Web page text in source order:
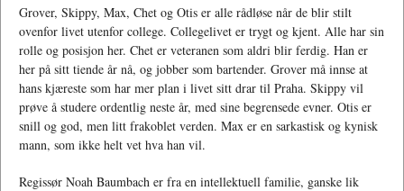
Grover, Skippy, Max, Chet og Otis er alle rådløse når de blir stilt
ovenfor livet utenfor college. Collegelivet er trygt og kjent. Alle har sin
rolle og posisjon her. Chet er veteranen som aldri blir ferdig. Han er
her på sitt tiende år nå, og jobber som bartender. Grover må innse at
hans kjæreste som har mer plan i livet sitt drar til Praha. Skippy vil
prøve å studere ordentlig neste år, med sine begrensede evner. Otis er
snill og god, men litt frakoblet verden. Max er en sarkastisk og kynisk
mann, som ikke helt vet hva han vil.
Regissør Noah Baumbach er fra en intellektuell familie, ganske lik